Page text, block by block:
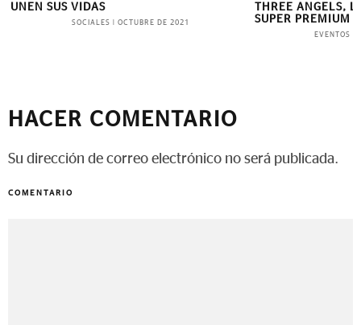
UNEN SUS VIDAS
SOCIALES OCTUBRE DE 2021
THREE ANGELS,
SUPER PREMIUM
EVENTOS
HACER COMENTARIO
Su dirección de correo electrónico no será publicada.
COMENTARIO